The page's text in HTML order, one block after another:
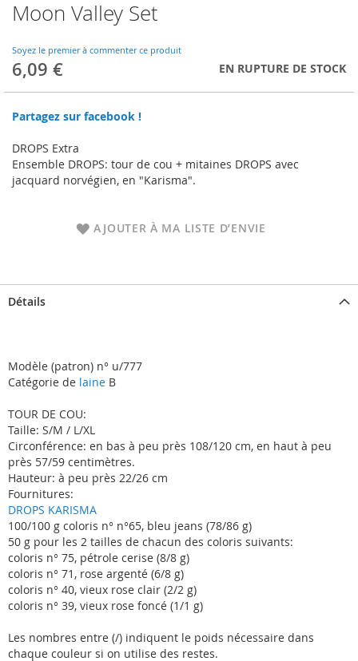
Moon Valley Set
Soyez le premier à commenter ce produit
6,09 € EN RUPTURE DE STOCK
Partagez sur facebook !
DROPS Extra
Ensemble DROPS: tour de cou + mitaines DROPS avec
jacquard norvégien, en "Karisma".
AJOUTER À MA LISTE D’ENVIE
Skip
to
beginning
of
the
gallery
Détails
Modèle (patron) n° u/777
Catégorie de laine B
TOUR DE COU:
Taille: S/M / L/XL
Circonférence: en bas à peu près 108/120 cm, en haut à peu
près 57/59 centimètres.
Hauteur: à peu près 22/26 cm
Fournitures:
DROPS KARISMA
100/100 g coloris n° n°65, bleu jeans (78/86 g)
50 g pour les 2 tailles de chacun des coloris suivants:
coloris n° 75, pétrole cerise (8/8 g)
coloris n° 71, rose argenté (6/8 g)
coloris n° 40, vieux rose clair (2/2 g)
coloris n° 39, vieux rose foncé (1/1 g)
Les nombres entre (/) indiquent le poids nécessaire dans
chaque couleur si on utilise des restes.